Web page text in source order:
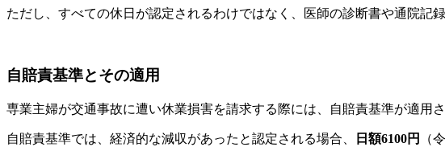
ただし、すべての休日が認定されるわけではなく、 医師の診断書や通院記
自賠責基準とその適用
専業主婦が交通事故に遭い休業損害を請求する際には、自賠責基準が適用さ
自賠責基準では、経済的な減収があったと認定される場合、 日額6100円 （